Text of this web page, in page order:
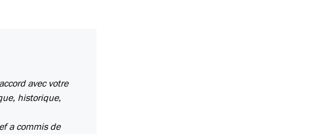
avec votre
historique,
a commis de